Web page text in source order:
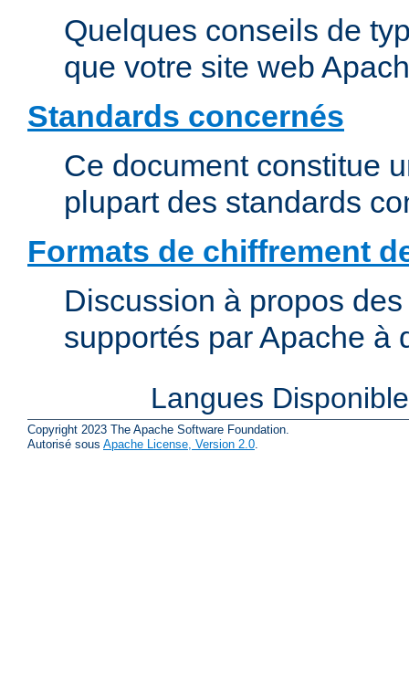
Quelques conseils de
que votre site web
Standards concernés
Ce document constitue
plupart des standards
Formats de chiffrement
Discussion à propos
supportés par Apache à
Langues
Copyright 2023 The Apache Software Foundation.
Autorisé sous Apache License, Version 2.0